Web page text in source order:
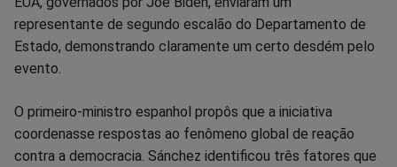
representante de segundo escalão do Departamento de
Estado, demonstrando claramente um certo desdém pelo
evento.
O primeiro-ministro espanhol propôs que a iniciativa
coordenasse respostas ao fenômeno global de reação
contra a democracia. Sánchez identificou três fatores que